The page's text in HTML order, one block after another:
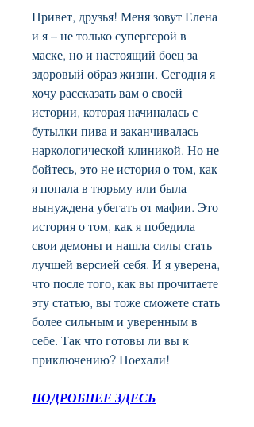
Привет, друзья! Меня зовут Елена
и я – не только супергерой в
маске, но и настоящий боец за
здоровый образ жизни. Сегодня я
хочу рассказать вам о своей
истории, которая начиналась с
бутылки пива и заканчивалась
наркологической клиникой. Но не
бойтесь, это не история о том, как
я попала в тюрьму или была
вынуждена убегать от мафии. Это
история о том, как я победила
свои демоны и нашла силы стать
лучшей версией себя. И я уверена,
что после того, как вы прочитаете
эту статью, вы тоже сможете стать
более сильным и уверенным в
себе. Так что готовы ли вы к
приключению? Поехали!
ПОДРОБНЕЕ ЗДЕСЬ